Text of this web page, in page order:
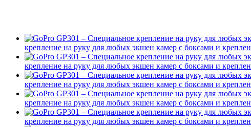
крепление на руку для любых экшен камер с боксами и
крепление на руку для любых экшен камер с боксами и
крепление на руку для любых экшен камер с боксами и
крепление на руку для любых экшен камер с боксами и
крепление на руку для любых экшен камер с боксами и